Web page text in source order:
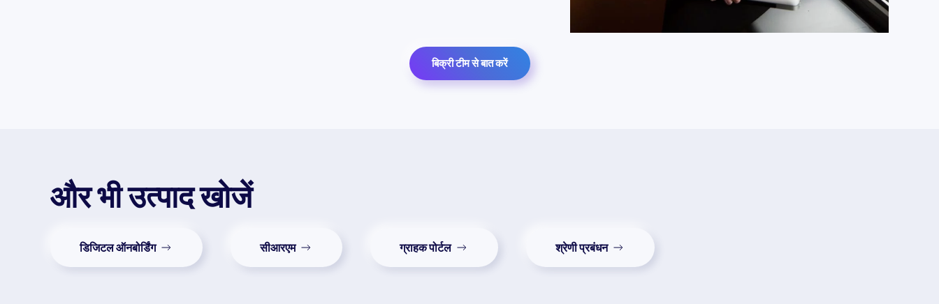
बिक्री टीम से बात करें
और भी उत्पाद खोजें
डिजिटल ऑनबोर्डिंग सीआरएम ग्राहक पोर्टल श्रेणी प्रबंधन